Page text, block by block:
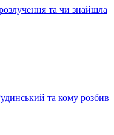
та чи знайшла
та кому розбив